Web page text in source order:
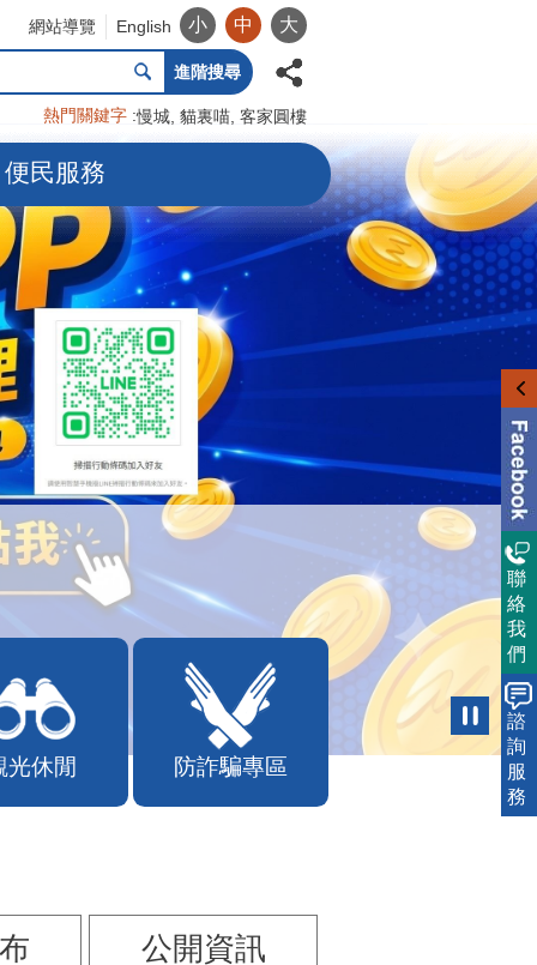
網站導覽 English 小 中 大
進階搜尋
熱門關鍵字 慢城 貓裏喵 客家圓樓
便民服務
光休閒 防詐騙專區
公開資訊
聯
絡
我
們
諮
詢
服
務